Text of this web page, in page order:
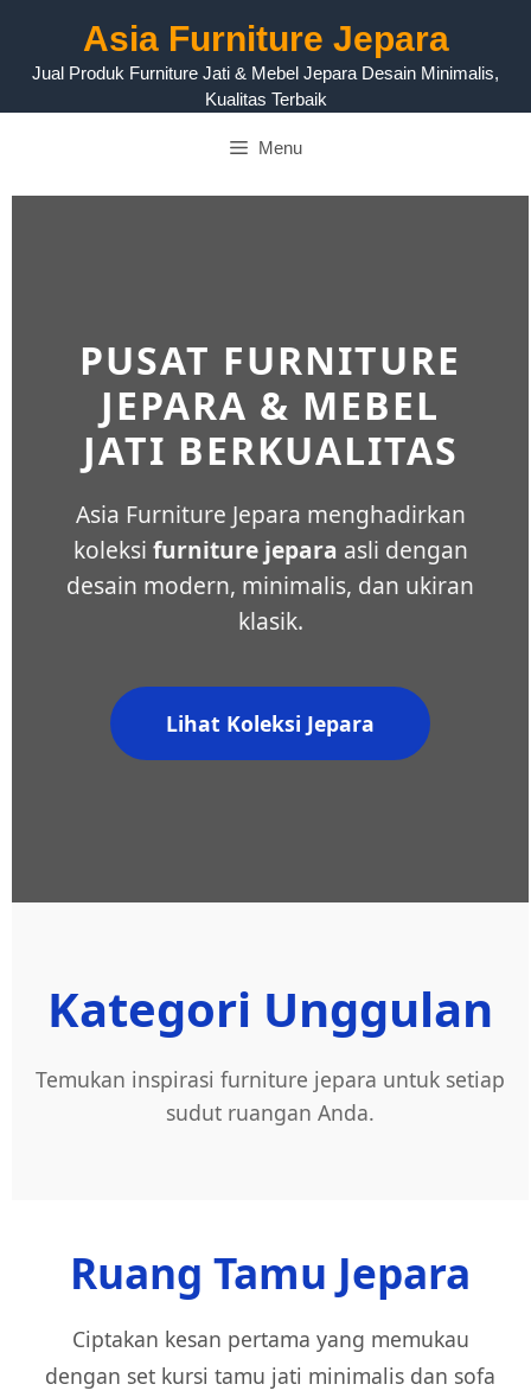
Asia Furniture Jepara
Jual Produk Furniture Jati & Mebel Jepara Desain Minimalis,
Kualitas Terbaik
Menu
PUSAT FURNITURE
JEPARA & MEBEL
JATI BERKUALITAS
Asia Furniture Jepara menghadirkan
koleksi furniture jepara asli dengan
desain modern, minimalis, dan ukiran
klasik.
Lihat Koleksi Jepara
Kategori Unggulan
Temukan inspirasi furniture jepara untuk setiap
sudut ruangan Anda.
Ruang Tamu Jepara
Ciptakan kesan pertama yang memukau
dengan set kursi tamu jati minimalis dan sofa